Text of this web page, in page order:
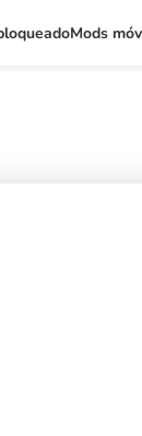
Mods